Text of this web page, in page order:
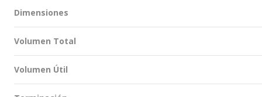
Dimensiones
Volumen Total
Volumen Útil